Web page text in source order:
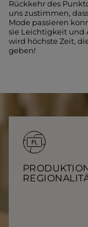
Rückkehr des
uns zustimmen,
Mode passieren
sie Leichtigkeit und
wird höchste Zeit,
geben!